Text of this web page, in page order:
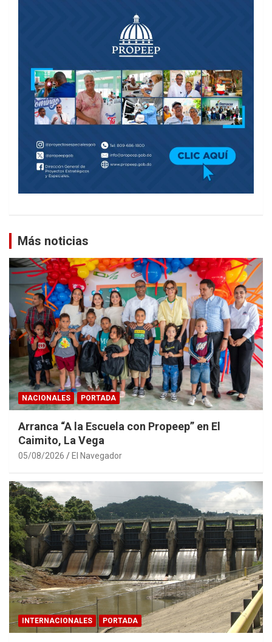
Más noticias
NACIONALES PORTADA
Arranca “A la Escuela con Propeep” en El
Caimito, La Vega
05/08/2026 El Navegador
INTERNACIONALES PORTADA